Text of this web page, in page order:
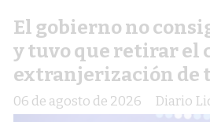
El gobierno no
y tuvo que retirar el
extranjerización de
Diario
06 de agosto de 2026